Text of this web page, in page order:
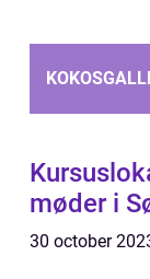
møder i
30 october